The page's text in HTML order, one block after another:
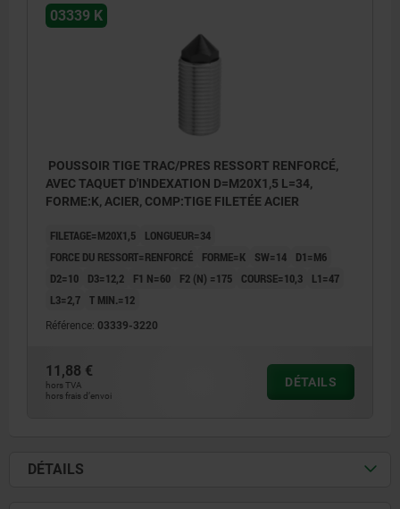
03339 K
POUSSOIR TIGE TRAC/PRES RESSORT RENFORCÉ,
AVEC TAQUET D'INDEXATION D=M20X1,5 L=34,
FORME:K, ACIER, COMP:TIGE FILETÉE ACIER
FILETAGE=M20X1,5
LONGUEUR=34
FORCE DU RESSORT=RENFORCÉ
FORME=K SW=14
D1=M6
D2=10
D3=12,2 F1 N=60 F2 (N) =175 COURSE=10,3
L1=47
L3=2,7 T MIN.=12
Référence: 03339-3220
11,88 €
hors TVA
hors frais d’envoi
DÉTAILS
DÉTAILS